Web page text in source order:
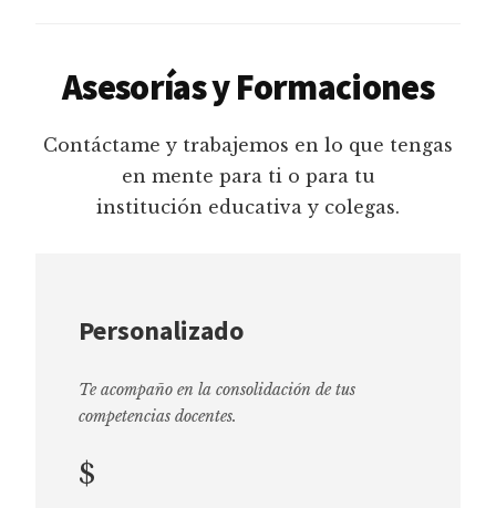
Asesorías y Formaciones
Contáctame y trabajemos en lo que tengas
en mente para ti o para tu
institución educativa y colegas.
Personalizado
Te acompaño en la consolidación de tus
competencias docentes.
$